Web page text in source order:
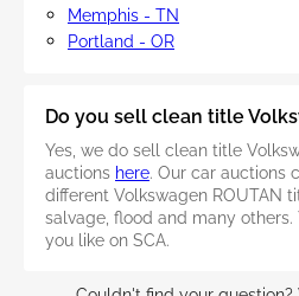
Memphis - TN
Portland - OR
Do you sell clean title
Yes, we do sell clean title
auctions here. Our car auctions
different Volkswagen ROUTAN
salvage, flood and many others.
you like on SCA.